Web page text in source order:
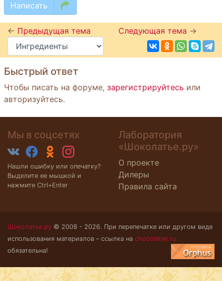
Написать
← Предыдущая тема Следующая тема →
Быстрый ответ
Чтобы писать на форуме, зарегистрируйтесь или
авторизуйтесь.
Мы в соцсетях
Нашли ошибку или опечатку?
Выделите ее мышкой и
нажмите Ctrl+Enter
Лаборатория
«Шоколатье.ру»
О проекте
Дилеры
Правила сайта
Шоколатье.ру © 2008 - 2026. При перепечатке или другом виде
использования материалов – ссылка на chocolatier.ru
обязательна!